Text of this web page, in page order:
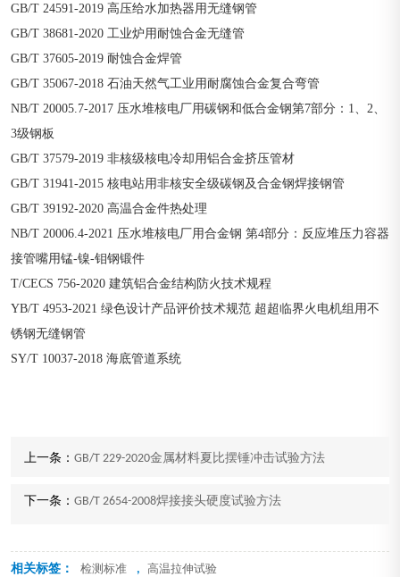
GB/T 24591-2019 高压给水加热器用无缝钢管
GB/T 38681-2020 工业炉用耐蚀合金无缝管
GB/T 37605-2019 耐蚀合金焊管
GB/T 35067-2018 石油天然气工业用耐腐蚀合金复合弯管
NB/T 20005.7-2017 压水堆核电厂用碳钢和低合金钢第7部分：1、2、
3级钢板
GB/T 37579-2019 非核级核电冷却用铝合金挤压管材
GB/T 31941-2015 核电站用非核安全级碳钢及合金钢焊接钢管
GB/T 39192-2020 高温合金件热处理
NB/T 20006.4-2021 压水堆核电厂用合金钢 第4部分：反应堆压力容器
接管嘴用锰-镍-钼钢锻件
T/CECS 756-2020 建筑铝合金结构防火技术规程
YB/T 4953-2021 绿色设计产品评价技术规范 超超临界火电机组用不
锈钢无缝钢管
SY/T 10037-2018 海底管道系统
上一条： GB/T 229-2020金属材料夏比摆锤冲击试验方法
下一条： GB/T 2654-2008焊接接头硬度试验方法
相关标签： 检测标准 , 高温拉伸试验